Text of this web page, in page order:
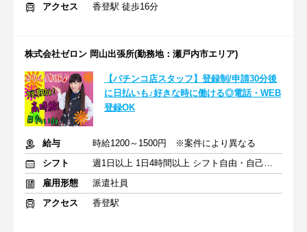
アクセス
香登駅 徒歩16分
株式会社ゼロン 岡山出張所(勤務地：瀬戸内市エリア)
【パチンコ店スタッフ】登録制/申請30分後
に日払いも♪好きな時に働ける◎電話・WEB
登録OK
給与
時給1200～1500円 ※案件により異なる
シフト
週1日以上 1日4時間以上 シフト自由・自己申告
雇用形態
派遣社員
アクセス
香登駅